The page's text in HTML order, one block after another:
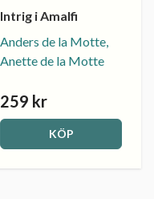
Intrig i Amalfi
Anders de la Motte,
Anette de la Motte
259 kr
KÖP